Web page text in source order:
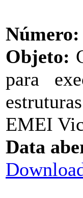
Número:
Objeto:
para
EMEI
Data